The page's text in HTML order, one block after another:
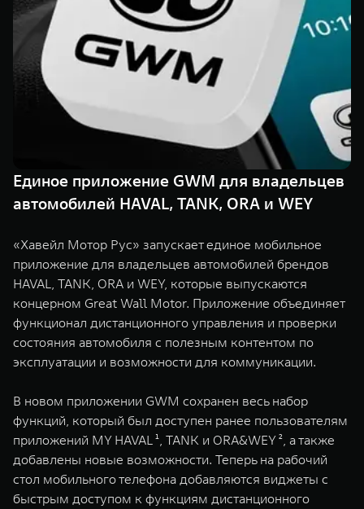
Веди за собой
от 6 499 000 ₽
TANK 700
Сила
от 10 199
Расширяя границы комфорта
от 6 149 000 ₽
Эстетика
от 5 699
TANK Финансы
Корпоративным клиентам
TANK ФИНАНСЫ
TANK Кредит
TANK Страхование
Сервис
Специальные предложения
Моторные масла
ЦИФРОВЫЕ СЕРВИСЫ TANK
Цифровые сервисы TANK
Подписки
Единое приложение GWM для владельцев
автомобилей HAVAL, TANK, ORA и WEY
«Хавейл Мотор Рус» запускает единое мобильное
приложение для владельцев автомобилей брендов
HAVAL, TANK, ORA и WEY, которые выпускаются
концерном Great Wall Motor. Приложение объединяет
функционал дистанционного управления и проверки
состояния автомобиля с полезным контентом по
эксплуатации и возможности для коммуникации.
В новом приложении GWM сохранен весь набор
функций, который был доступен ранее пользователям
приложений MY HAVAL ¹, TANK и ORA&WEY ², а также
добавлены новые возможности. Теперь на рабочий
стол мобильного телефона добавляются виджеты с
быстрым доступом к функциям дистанционного